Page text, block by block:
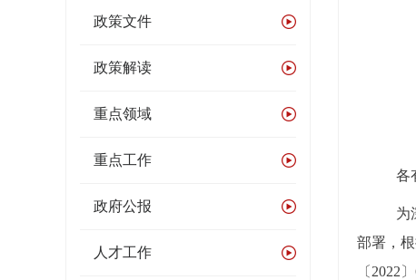
政策文件
政策解读
重点领域
重点工作
政府公报
人才工作
各
为
部署，
〔2022